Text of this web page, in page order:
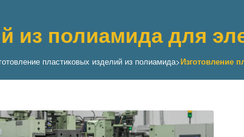
из полиамида для
пластиковых изделий из полиамида>Изготовление